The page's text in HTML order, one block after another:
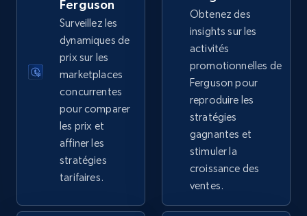
5.4K+ 668+ Commencer
URL, Title, Available, Description, Currency, Initial
price, Final price, Discount percent, and more.
5.4K+ Commencer
Ferguson
Surveillez les
dynamiques de
prix sur les
marketplaces
concurrentes
pour comparer
les prix et
affiner les
stratégies
tarifaires.
Obtenez des
insights sur les
activités
promotionnelles de
Ferguson pour
reproduire les
stratégies
gagnantes et
stimuler la
croissance des
ventes.